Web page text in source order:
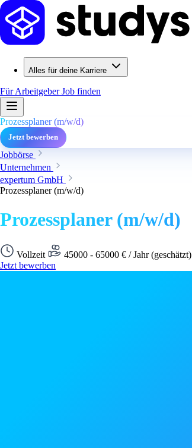
Alles für deine Karriere
Für ArbeitgeberJob finden
Prozessplaner (m/w/d)
Jetzt bewerben
Jobbörse
Unternehmen
expertum GmbH
Prozessplaner (m/w/d)
Prozessplaner (m/w/d)
Vollzeit 45000 - 65000 € / Jahr (geschätzt)
Jetzt bewerben